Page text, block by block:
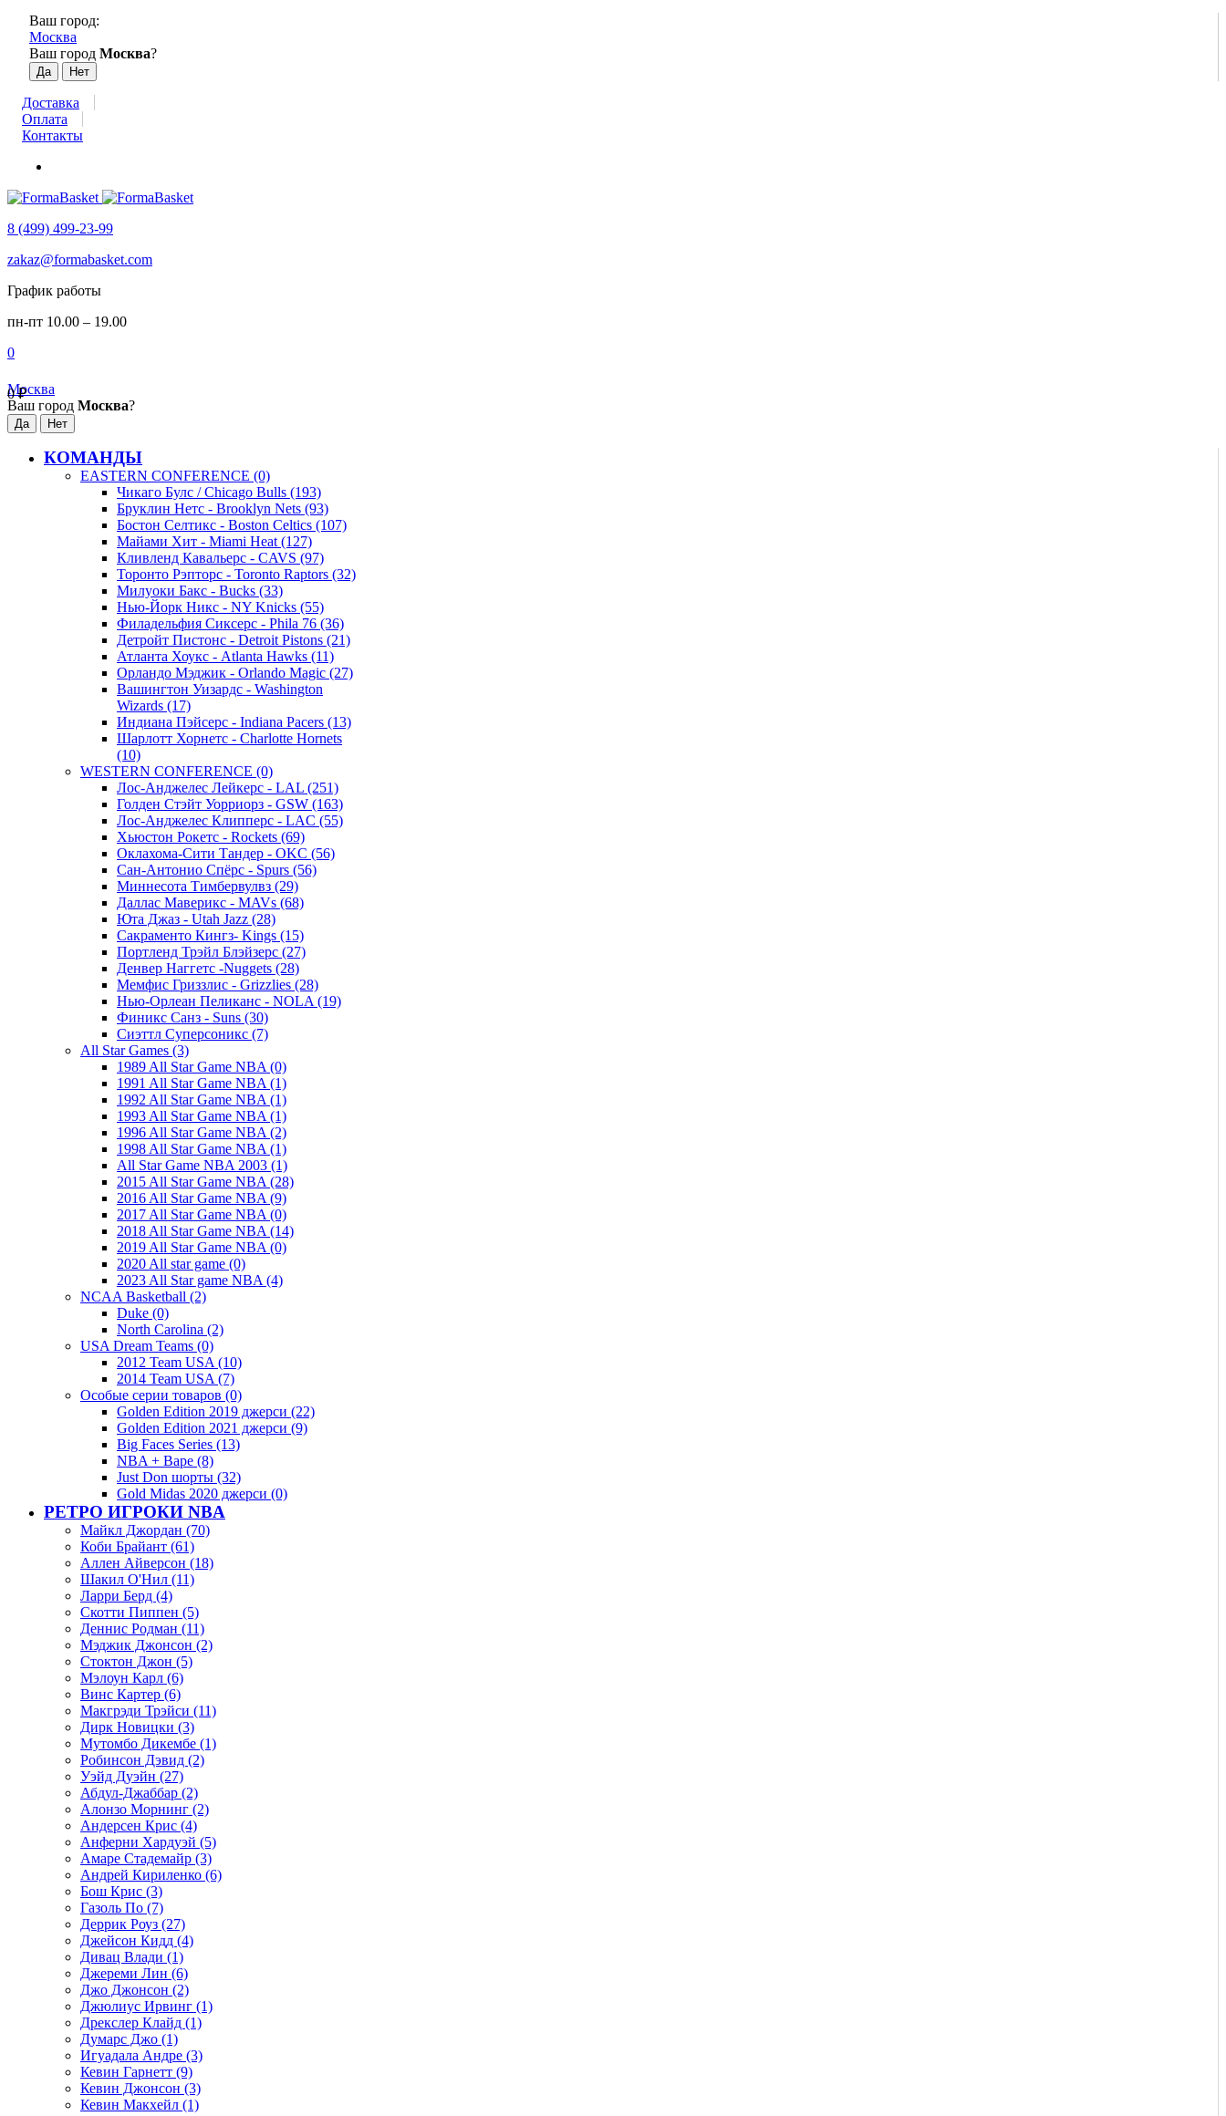
Ваш город:
Москва
Ваш город Москва?
Доставка
Оплата
Контакты
8 (499) 499-23-99
zakaz@formabasket.com
График работы
пн-пт 10.00 – 19.00
0
0₽
Москва
Ваш город Москва?
КОМАНДЫ
EASTERN CONFERENCE (0)
Чикаго Булс / Chicago Bulls (193)
Бруклин Нетс - Brooklyn Nets (93)
Бостон Селтикс - Boston Celtics (107)
Майами Хит - Miami Heat (127)
Кливленд Кавальерс - CAVS (97)
Торонто Рэпторс - Toronto Raptors (32)
Милуоки Бакс - Bucks (33)
Нью-Йорк Никс - NY Knicks (55)
Филадельфия Сиксерс - Phila 76 (36)
Детройт Пистонс - Detroit Pistons (21)
Атланта Хоукс - Atlanta Hawks (11)
Орландо Мэджик - Orlando Magic (27)
Вашингтон Уизардс - Washington
Wizards (17)
Индиана Пэйсерс - Indiana Pacers (13)
Шарлотт Хорнетс - Charlotte Hornets
(10)
WESTERN CONFERENCE (0)
Лос-Анджелес Лейкерс - LAL (251)
Голден Стэйт Уорриорз - GSW (163)
Лос-Анджелес Клипперс - LAC (55)
Хьюстон Рокетс - Rockets (69)
Оклахома-Сити Тандер - OKC (56)
Сан-Антонио Спёрс - Spurs (56)
Миннесота Тимбервулвз (29)
Даллас Маверикс - MAVs (68)
Юта Джаз - Utah Jazz (28)
Сакраменто Кингз- Kings (15)
Портленд Трэйл Блэйзерс (27)
Денвер Наггетс -Nuggets (28)
Мемфис Гриззлис - Grizzlies (28)
Нью-Орлеан Пеликанс - NOLA (19)
Финикс Санз - Suns (30)
Сиэттл Суперсоникс (7)
All Star Games (3)
1989 All Star Game NBA (0)
1991 All Star Game NBA (1)
1992 All Star Game NBA (1)
1993 All Star Game NBA (1)
1996 All Star Game NBA (2)
1998 All Star Game NBA (1)
All Star Game NBA 2003 (1)
2015 All Star Game NBA (28)
2016 All Star Game NBA (9)
2017 All Star Game NBA (0)
2018 All Star Game NBA (14)
2019 All Star Game NBA (0)
2020 All star game (0)
2023 All Star game NBA (4)
NCAA Basketball (2)
Duke (0)
North Carolina (2)
USA Dream Teams (0)
2012 Team USA (10)
2014 Team USA (7)
Особые серии товаров (0)
Golden Edition 2019 джерси (22)
Golden Edition 2021 джерси (9)
Big Faces Series (13)
NBA + Bape (8)
Just Don шорты (32)
Gold Midas 2020 джерси (0)
РЕТРО ИГРОКИ NBA
Майкл Джордан (70)
Коби Брайант (61)
Аллен Айверсон (18)
Шакил О'Нил (11)
Ларри Берд (4)
Скотти Пиппен (5)
Деннис Родман (11)
Мэджик Джонсон (2)
Стоктон Джон (5)
Мэлоун Карл (6)
Винс Картер (6)
Макгрэди Трэйси (11)
Дирк Новицки (3)
Мутомбо Дикембе (1)
Робинсон Дэвид (2)
Уэйд Дуэйн (27)
Абдул-Джаббар (2)
Алонзо Морнинг (2)
Андерсен Крис (4)
Анферни Xардуэй (5)
Амаре Стадемайр (3)
Андрей Кириленко (6)
Бош Крис (3)
Газоль По (7)
Деррик Роуз (27)
Джейсон Кидд (4)
Дивац Влади (1)
Джереми Лин (6)
Джо Джонсон (2)
Джюлиус Ирвинг (1)
Дрекслер Клайд (1)
Думарс Джо (1)
Игуадала Андре (3)
Кевин Гарнетт (9)
Кевин Джонсон (3)
Кевин Макхейл (1)